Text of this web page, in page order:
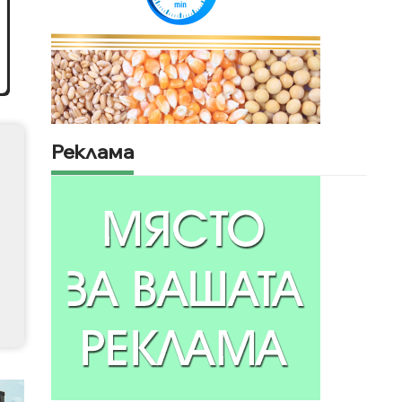
Реклама